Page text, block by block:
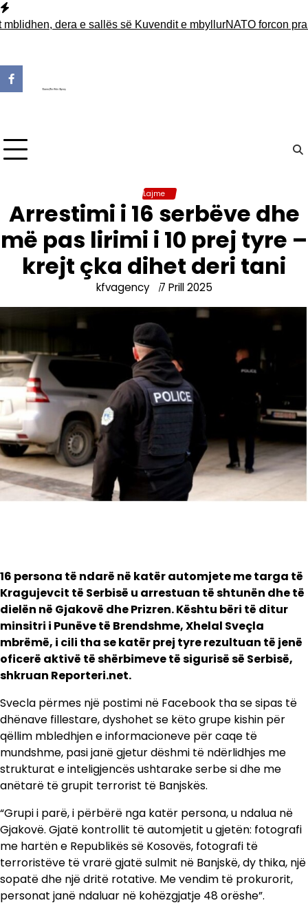
Skip
to
dera e sallës së Kuvendit e mbyllurNATO forcon praninë
Lajme
Arrestimi i 16 serbëve dhe
më pas lirimi i 10 prej tyre –
krejt çka dihet deri tani
kfvagency 7 Prill 2025
16 persona të ndarë në katër automjete me targa të
Kragujevcit të Serbisë u arrestuan të shtunën dhe të
dielën në Gjakovë dhe Prizren. Kështu bëri të ditur
minsitri i Punëve të Brendshme, Xhelal Sveçla
mbrëmë, i cili tha se katër prej tyre rezultuan të jenë
oficerë aktivë të shërbimeve të sigurisë së Serbisë,
shkruan Reporteri.net.
Svecla përmes një postimi në Facebook tha se sipas të
dhënave fillestare, dyshohet se këto grupe kishin për
qëllim mbledhjen e informacioneve për caqe të
mundshme, pasi janë gjetur dëshmi të ndërlidhjes me
strukturat e inteligjencës ushtarake serbe si dhe me
anëtarë të grupit terrorist të Banjskës.
“Grupi i parë, i përbërë nga katër persona, u ndalua në
Gjakovë. Gjatë kontrollit të automjetit u gjetën: fotografi
me hartën e Republikës së Kosovës, fotografi të
terroristëve të vrarë gjatë sulmit në Banjskë, dy thika, një
sopatë dhe një dritë rotative. Me vendim të prokurorit,
personat janë ndaluar në kohëzgjatje 48 orëshe”.